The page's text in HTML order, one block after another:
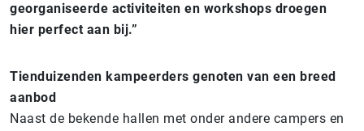
georganiseerde activiteiten en workshops droegen
hier perfect aan bij.”
Tienduizenden kampeerders genoten van een breed
aanbod
Naast de bekende hallen met onder andere campers en